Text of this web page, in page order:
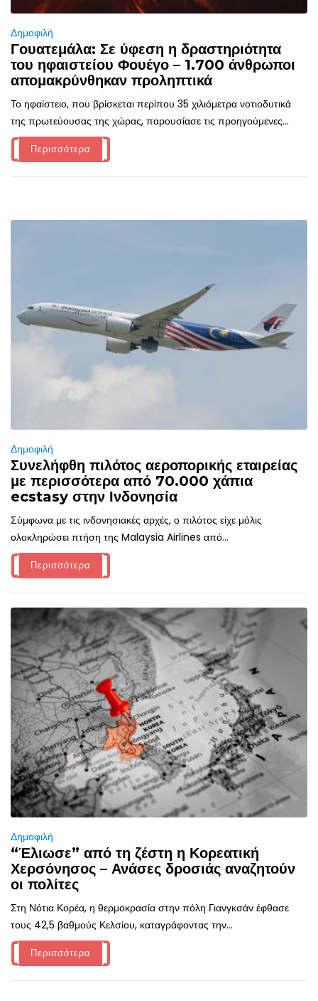
Δημοφιλή
Γουατεμάλα: Σε ύφεση η δραστηριότητα
του ηφαιστείου Φουέγο – 1.700 άνθρωποι
απομακρύνθηκαν προληπτικά
Το ηφαίστειο, που βρίσκεται περίπου 35 χιλιόμετρα νοτιοδυτικά
της πρωτεύουσας της χώρας, παρουσίασε τις προηγούμενες...
Περισσότερα
Δημοφιλή
Συνελήφθη πιλότος αεροπορικής εταιρείας
με περισσότερα από 70.000 χάπια
ecstasy στην Ινδονησία
Σύμφωνα με τις ινδονησιακές αρχές, ο πιλότος είχε μόλις
ολοκληρώσει πτήση της Malaysia Airlines από...
Περισσότερα
Δημοφιλή
“Έλιωσε” από τη ζέστη η Κορεατική
Χερσόνησος – Ανάσες δροσιάς αναζητούν
οι πολίτες
Στη Νότια Κορέα, η θερμοκρασία στην πόλη Γιανγκσάν έφθασε
τους 42,5 βαθμούς Κελσίου, καταγράφοντας την...
Περισσότερα